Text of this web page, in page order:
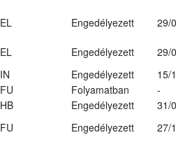
EL Engedélyezett
29/
EL Engedélyezett
29/
IN Engedélyezett
15/
FU Folyamatban
-
HB Engedélyezett
31/
FU Engedélyezett 27/